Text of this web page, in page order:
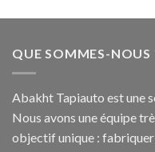
QUE SOMMES-NOUS
Abakht Tapiauto est une
Nous avons une équipe
objectif unique :